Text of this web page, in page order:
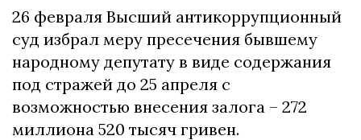
26 февраля Высший антикоррупционный
суд избрал меру пресечения бывшему
народному депутату в виде содержания
под стражей до 25 апреля с
возможностью внесения залога – 272
миллиона 520 тысяч гривен.